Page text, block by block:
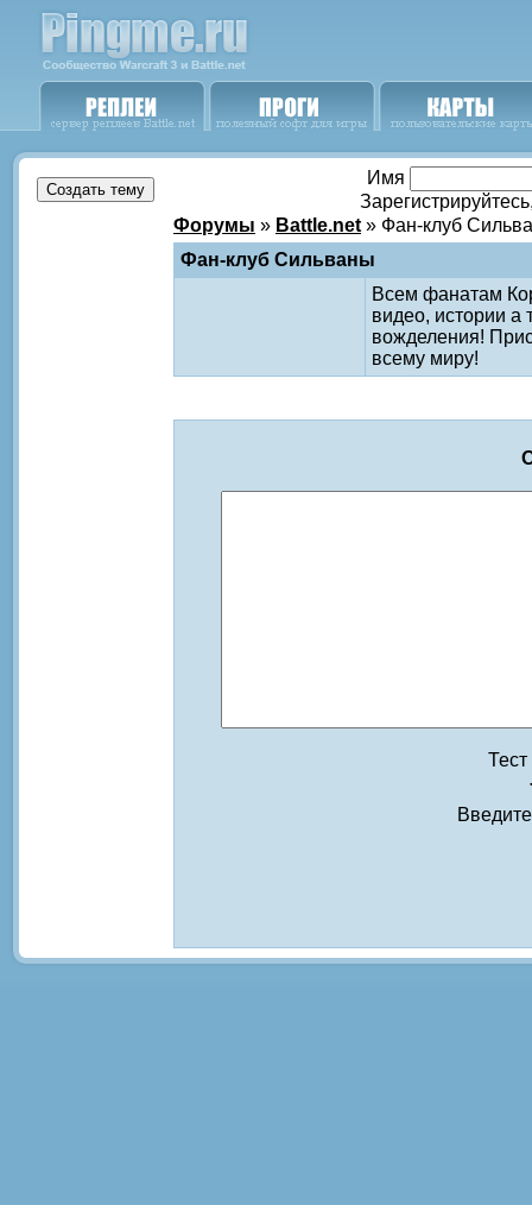
Имя
Форумы » Battle.net » Фан-клуб
Фан-клуб Сильваны
Всем фанатам
видео, истории а
вожделения!
всему миру!
Тест